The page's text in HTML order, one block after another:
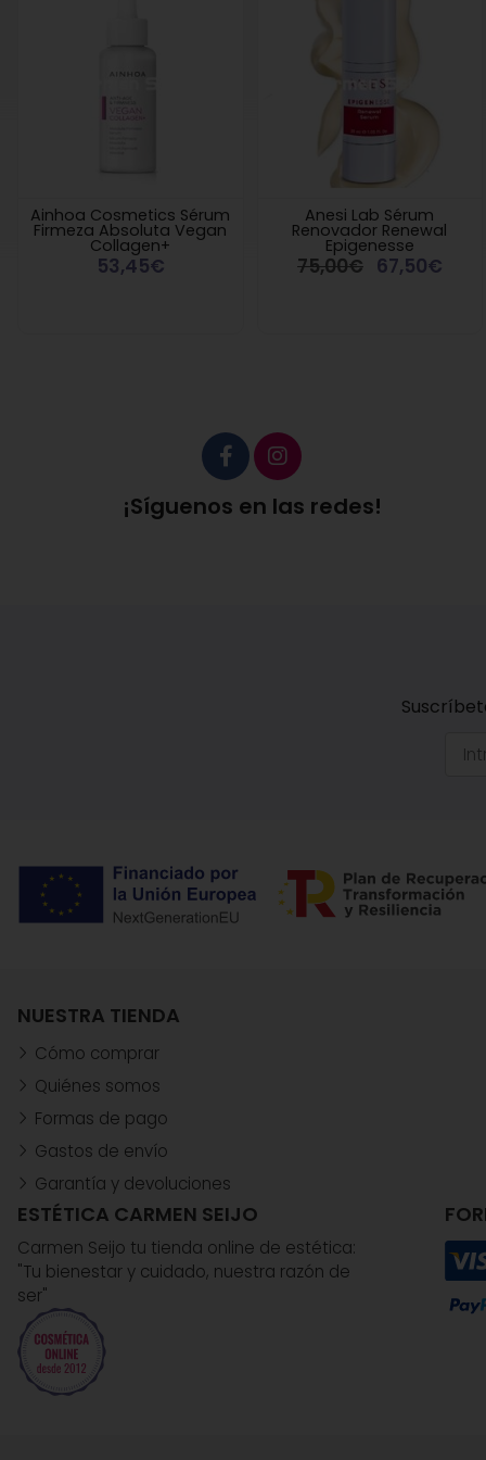
Ainhoa Cosmetics Sérum
Firmeza Absoluta Vegan
Collagen+
53,45€
Anesi Lab Sérum
Renovador Renewal
Epigenesse
75,00€ 67,50€
¡Síguenos en las redes!
ESTÉTICA CARMEN SEIJO
Carmen Seijo tu tienda online de estética:
"Tu bienestar y cuidado, nuestra razón de
ser"
NUESTRA TIENDA
Cómo comprar
Quiénes somos
Formas de pago
Gastos de envío
Garantía y devoluciones